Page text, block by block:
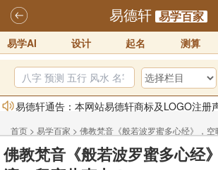
易德轩 易学百家
易学AI 设计 起名 测算
易德轩通告：本网站易德轩商标及LOGO注册
易德轩易学ai，ai批八字紫微命理相学，ai智能
体验！！
2025-07-01
首页 > 易学百家 > 佛教梵音《般若波罗蜜多心经》，空
邃，留恋此声中！
佛教梵音《般若波罗蜜多心经